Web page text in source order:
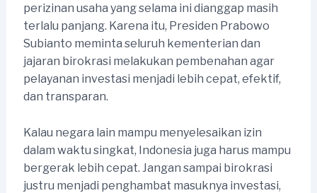
perizinan usaha yang selama ini dianggap masih
terlalu panjang. Karena itu, Presiden Prabowo
Subianto meminta seluruh kementerian dan
jajaran birokrasi melakukan pembenahan agar
pelayanan investasi menjadi lebih cepat, efektif,
dan transparan.
Kalau negara lain mampu menyelesaikan izin
dalam waktu singkat, Indonesia juga harus mampu
bergerak lebih cepat. Jangan sampai birokrasi
justru menjadi penghambat masuknya investasi,